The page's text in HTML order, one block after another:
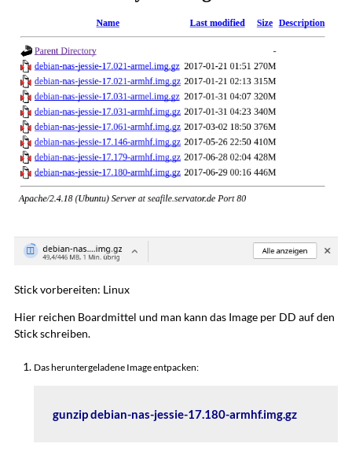
Stick vorbereiten: Linux
Hier reichen Boardmittel und man kann das Image per DD auf den
Stick schreiben.
Das heruntergeladene Image entpacken:
gunzip debian-nas-jessie-17.180-armhf.img.gz